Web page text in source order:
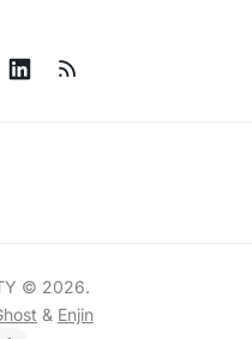
© 2026.
& Enjin